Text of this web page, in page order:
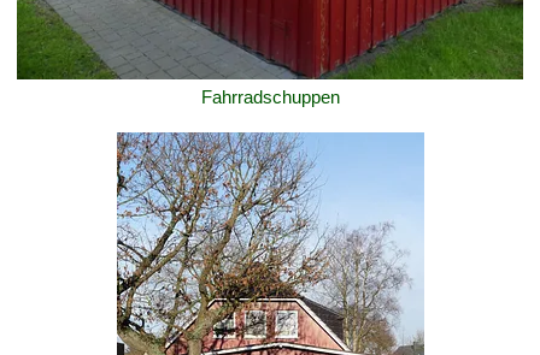
Fahrradschuppen